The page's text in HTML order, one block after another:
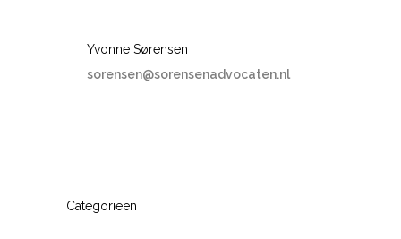
Yvonne Sørensen
sorensen@sorensenadvocaten.nl
Categorieën